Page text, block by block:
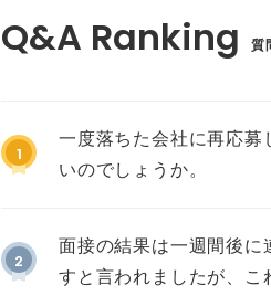
質
1
一度落ちた会社に再応募
いのでしょうか。
2
面接の結果は一週間後に
すと言われましたが、こ